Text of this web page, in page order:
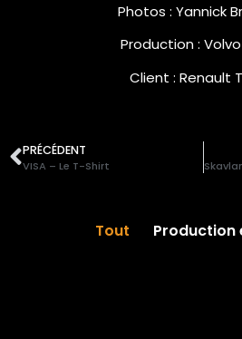
Photos : Yannick
Production :
Client : Renault
PRÉCÉDENT
VISA – Le T-Shirt
Tout Production